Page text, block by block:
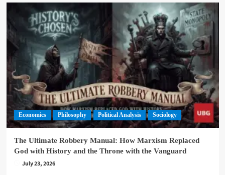
Economics Philosophy Political Analysis Sociology
The Ultimate Robbery Manual: How Marxism Replaced
God with History and the Throne with the Vanguard
July 23, 2026